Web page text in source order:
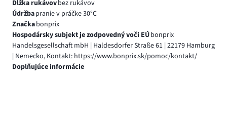
Dĺžka rukávovbez rukávov
Údržbapranie v práčke 30°C
Značkabonprix
Hospodársky subjekt je zodpovedný voči EÚbonprix
Handelsgesellschaft mbH | Haldesdorfer Straße 61 | 22179 Hamburg
| Nemecko, Kontakt: https://www.bonprix.sk/pomoc/kontakt/
Doplňujúce informácie